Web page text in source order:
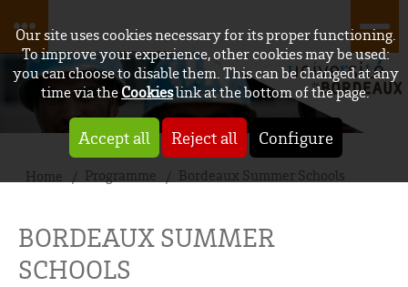
Our site uses cookies necessary for its proper functioning.
To improve your experience, other cookies may be used:
you can choose to disable them. This can be changed at any
time via theCookieslink at the bottom of the page.
Accept all Reject all Configure
Home Programme Bordeaux Summer Schools
BORDEAUX SUMMER
SCHOOLS